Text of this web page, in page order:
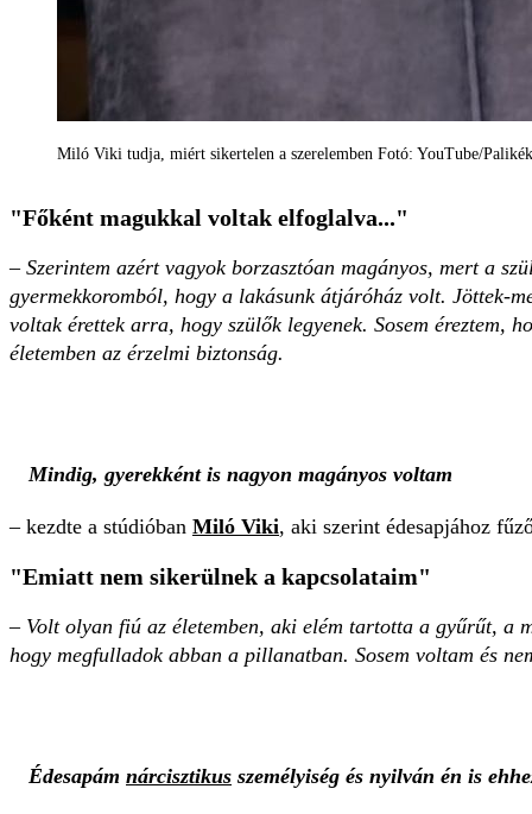
Miló Viki tudja, miért sikertelen a szerelemben Fotó: YouTube/
"Főként magukkal voltak elfoglalva..."
– Szerintem azért vagyok borzasztóan magányos, mert a
gyermekkoromból, hogy a lakásunk átjáróház volt. Jöttek-
voltak érettek arra, hogy szülők legyenek. Sosem éreztem,
életemben az érzelmi biztonság.
Mindig, gyerekként is nagyon magányos voltam
– kezdte a stúdióban Miló Viki, aki szerint édesapjához
"Emiatt nem sikerülnek a kapcsolataim"
– Volt olyan fiú az életemben, aki elém tartotta a gyűrűt, a
hogy megfulladok abban a pillanatban. Sosem voltam és
Édesapám nárcisztikus személyiség és nyilván én is